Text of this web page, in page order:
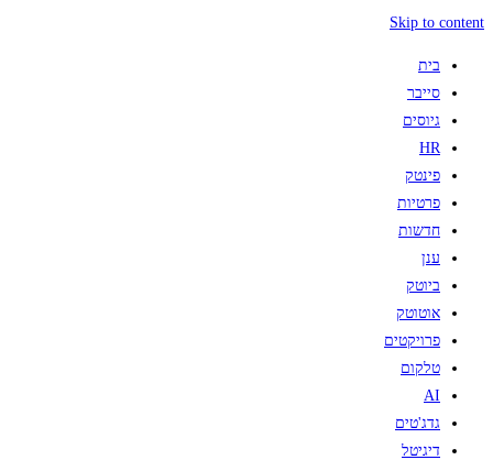
Skip to content
בית
סייבר
גיוסים
HR
פינטק
פרטיות
חדשות
ענן
ביוטק
אוטוטק
פרויקטים
טלקום
AI
גדג'טים
דיגיטל